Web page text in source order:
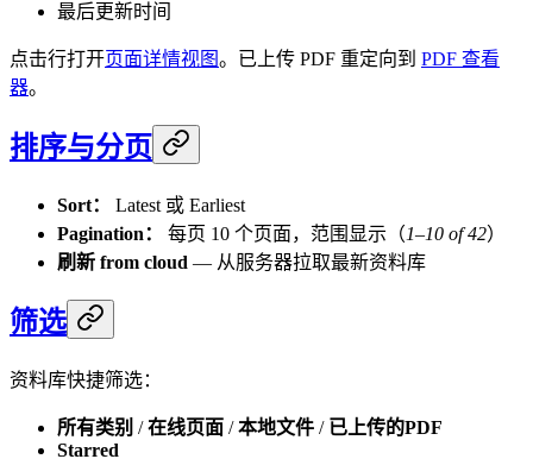
最后更新时间
点击行打开页面详情视图。已上传 PDF 重定向到 PDF 查看
器。
排序与分页
Sort：
Latest 或 Earliest
Pagination：
每页 10 个页面，范围显示（1–10 of 42）
刷新 from cloud — 从服务器拉取最新资料库
筛选
资料库快捷筛选：
所有类别 /在线页面 /本地文件 / 已上传的PDF
Starred